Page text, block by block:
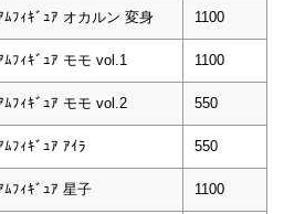
ﾌｨｷﾞｭｱ オカルン 変身 1100
ﾌｨｷﾞｭｱ モモ vol.1 1100
ﾌｨｷﾞｭｱ モモ vol.2 550
ﾌｨｷﾞｭｱ ｱｲﾗ 550
ﾌｨｷﾞｭｱ 星子 1100